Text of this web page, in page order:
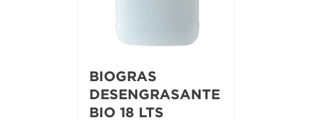
BIOGRAS
DESENGRASANTE
BIO 18 LTS